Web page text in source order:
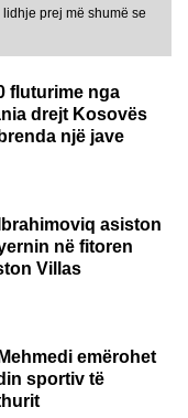
prej më shumë se
fluturime nga
drejt Kosovës
një jave
asiston
në fitoren
Villas
emërohet
sportiv të